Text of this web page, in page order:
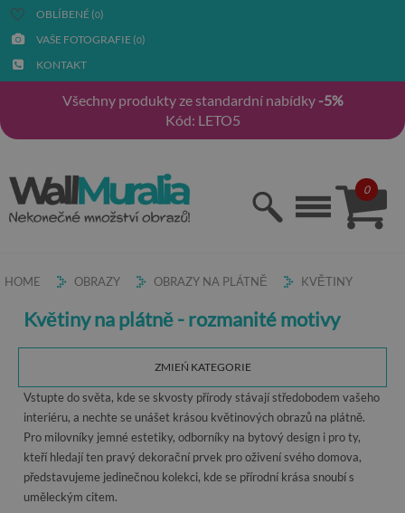
OBLÍBENÉ (0)
VAŠE FOTOGRAFIE (0)
KONTAKT
Všechny produkty ze standardní nabídky -5%
Kód: LETO5
0
HOME OBRAZY OBRAZY NA PLÁTNĚ KVĚTINY
Květiny na plátně - rozmanité motivy
ZMIEŃ KATEGORIE
Vstupte do světa, kde se skvosty přírody stávají středobodem vašeho
interiéru, a nechte se unášet krásou květinových obrazů na plátně.
Pro milovníky jemné estetiky, odborníky na bytový design i pro ty,
kteří hledají ten pravý dekorační prvek pro oživení svého domova,
představujeme jedinečnou kolekci, kde se přírodní krása snoubí s
uměleckým citem.